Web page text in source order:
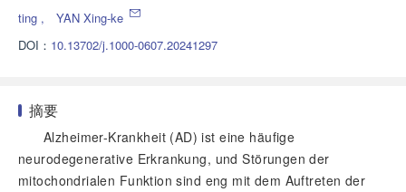
ting ,
YAN Xing-ke
DOI： 10.13702/j.1000-0607.20241297
摘要
Alzheimer-Krankheit (AD) ist eine häufige
neurodegenerative Erkrankung, und Störungen der
mitochondrialen Funktion sind eng mit dem Auftreten der